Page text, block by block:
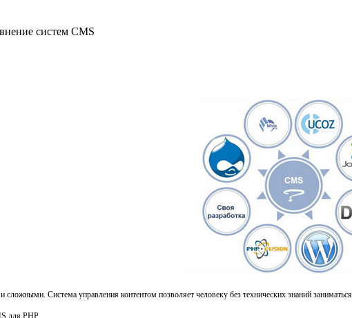
систем CMS
Система управления контентом позволяет человеку без технических знаний заниматься
для PHP